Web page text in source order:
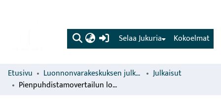
(current) Kokoelmat
Selaa Jukuria
Etusivu Luonnonvarakeskuksen julkaisut
Julkaisut
Pienpuhdistamovertailun lopputulokset